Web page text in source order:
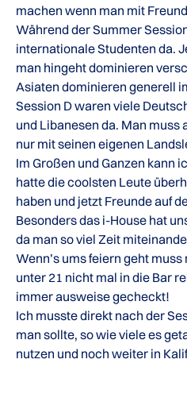
machen wenn man mit
Während der Summer
internationale Studenten da.
man hingeht dominieren
Asiaten dominieren generell
Session D waren viele
und Libanesen da. Man muss
nur mit seinen eigenen
Im Großen und Ganzen kann
hatte die coolsten Leute
haben und jetzt Freunde auf
Besonders das i-House hat
da man so viel Zeit
Wenn’s ums feiern geht
unter 21 nicht mal in die Bar
immer ausweise gecheckt!
Ich musste direkt nach der
man sollte, so wie viele es
nutzen und noch weiter in